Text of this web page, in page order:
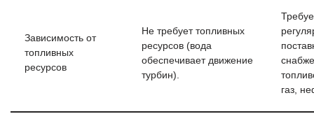
Зависимость от
топливных
ресурсов
Не требует топливных
ресурсов (вода
обеспечивает движение
турбин).
газ,